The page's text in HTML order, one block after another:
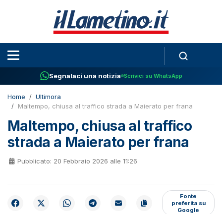
Segnalaci una notizia Scrivici su WhatsApp
Home
Ultimora
Maltempo, chiusa al traffico strada a Maierato per frana
Maltempo, chiusa al traffico
strada a Maierato per frana
Pubblicato: 20 Febbraio 2026 alle 11:26
Fonte
preferita su
Google